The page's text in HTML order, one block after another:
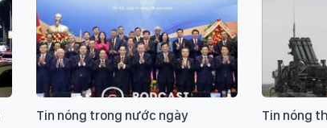
Tin nóng trong nước ngày
Tin nóng